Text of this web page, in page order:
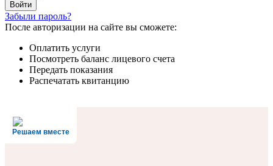
Забыли пароль?
После авторизации на сайте вы сможете:
Оплатить услуги
Посмотреть баланс лицевого счета
Передать показания
Распечатать квитанцию
Решаем вместе